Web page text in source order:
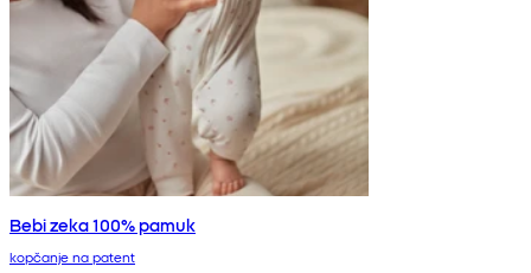
Bebi zeka 100% pamuk
kopčanje na patent